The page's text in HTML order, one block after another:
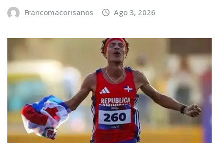
Francomacorisanos Ago 3, 2026